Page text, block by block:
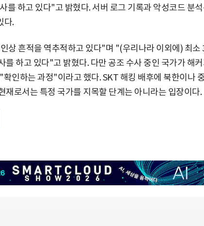
를 하고 있다"고 밝혔다. 서버 로그 기록과 악성코드 분
다.
상 흔적을 역추적하고 있다"며 "(우리나라 이외에) 최소
를 하고 있다"고 밝혔다. 다만 공조 수사 중인 국가가 해커
인하는 과정"이라고 했다. SKT 해킹 배후에 북한이나
재로서는 특정 국가를 지목할 단계는 아니라는 입장이다.